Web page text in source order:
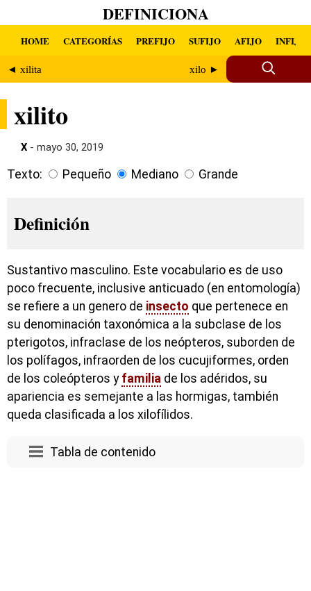
DEFINICIONA
HOME CATEGORÍAS PREFIJO SUFIJO AFIJO INFIJO
◄ xilita xilo ►
xilito
X - mayo 30, 2019
Texto: Pequeño Mediano Grande
Definición
Sustantivo masculino. Este vocabulario es de uso
poco frecuente, inclusive anticuado (en entomología)
se refiere a un genero de insecto que pertenece en
su denominación taxonómica a la subclase de los
pterigotos, infraclase de los neópteros, suborden de
los polífagos, infraorden de los cucujiformes, orden
de los coleópteros y familia de los adéridos, su
apariencia es semejante a las hormigas, también
queda clasificada a los xilofílidos.
Tabla de contenido